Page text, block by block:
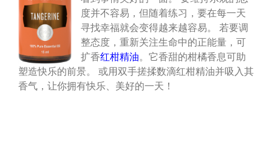
度并不容易，但随着练习，要在每一天
寻找幸福就会变得越来越容易。 若要调
整态度，重新关注生命中的正能量，可
扩香红柑精油。它香甜的柑橘香息可助
塑造快乐的前景。 或用双手搓揉数滴红柑精油并吸入其
香气，让你拥有快乐、美好的一天！